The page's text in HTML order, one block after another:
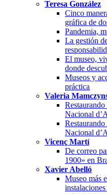
Teresa González
Cinco
gráfica de
Pandemia,
La gestión
El museo,
donde
Museos y
práctica
Valeria
Nacional
Nacional
Vicenç Martí
De correo
1900» en
Xavier Abelló
Museo más